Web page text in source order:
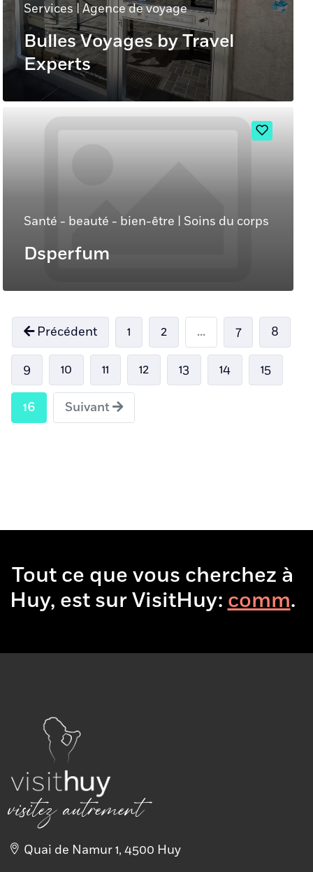
Services | Agence de voyage
Bulles Voyages by Travel
Experts
Santé - beauté - bien-être | Soins du corps
Dsperfum
Précédent 1 2 ... 7 8
9 10 11 12 13 14 15
16 Suivant
Tout ce que vous cherchez à
Huy, est sur VisitHuy:.
visitez autrement
Quai de Namur 1, 4500 Huy